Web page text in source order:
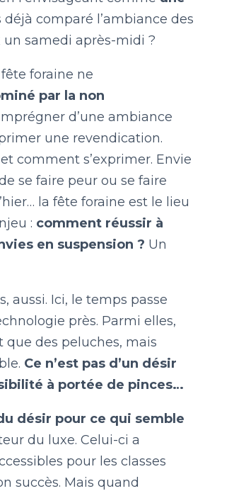
déjà comparé l’ambiance des
samedi après-midi ?
foraine ne
par la non
d’une ambiance
une revendication.
comment s’exprimer. Envie
se faire peur ou se faire
la fête foraine est le lieu
: comment réussir à
en suspension ? Un
aussi. Ici, le temps passe
près. Parmi elles,
que des peluches, mais
Ce n’est pas d’un désir
à portée de pinces…
désir pour ce qui semble
du luxe. Celui-ci a
pour les classes
succès. Mais quand